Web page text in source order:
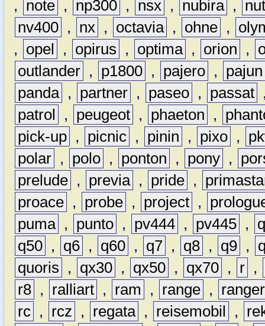
,
note , np300 , nsx , nubira ,
nv400 , nx , octavia , ohne ,
,
opel , opirus , optima , orion ,
outlander , p1800 , pajero ,
pajun
panda , partner , paseo , passat
patrol
, peugeot , phaeton ,
pick-up , picnic , pinin , pixo ,
polar , polo , ponton , pony ,
prelude , previa , pride ,
proace , probe , project ,
puma , punto , pv444 , pv445 ,
q50 , q6 , q60 , q7 , q8 , q9 ,
quoris
, qx30 , qx50 , qx70 , r ,
r8 , ralliart , ram , range ,
ranger
rc , rcz , regata , reisemobil ,